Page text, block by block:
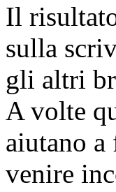
Il
sulla
gli altri
A volte
aiutano a
venire